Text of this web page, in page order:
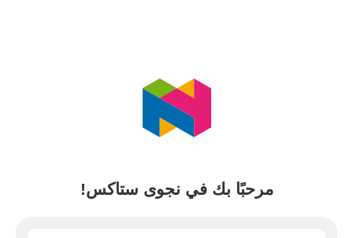
مرحبًا بك في نجوى ستاكس!